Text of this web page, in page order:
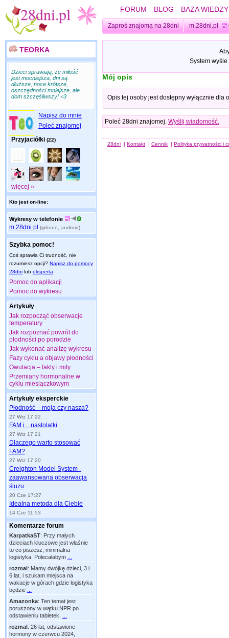
FORUM BLOG BAZA WIEDZY
Zaproś znajomą na 28dni m.28dni.pl
TEORKA
Dzieci sprawiają, że miłość
jest mocniejsza, dni są
dłuższe, noce krótsze,
oszczędności mniejsze, ale
dom szczęśliwszy! <3
Napisz do mnie
Poleć znajomej
Przyjaciółki (22)
więcej »
Kto jest on-line:
Wykresy w telefonie
m.28dni.pl (iphone, android)
Szybka pomoc!
Coś sprawia Ci trudność, nie
rozumiesz opcji? Napisz do pomocy
28dni lub eksperta
Pomoc do aplikacji
Pomoc do wykresu
Artykuły
Jak rozpocząć obserwacje
temperatury
Jak rozpoznać powrót do
płodności po porodzie
Jak wykonać analizę wykresu
Fazy cyklu a objawy płodności
Owulacja – fakty i mity
Przemiany hormonalne w
cyklu miesiączkowym
Artykuły eksperckie
Płodność – moja czy nasza?
27 Wrz 17:22
FAM i... nastolatki
27 Wrz 17:21
Dlaczego warto stosować
FAM?
27 Wrz 17:20
Creighton Model System -
zaawansowana obserwacja
śluzu
20 Cze 17:27
Idealna metoda dla Ciebie
14 Cze 11:53
Komentarze forum
KarpatkaST: Przy małych
dzieciach kluczowe jest właśnie
to co piszesz, minimalna
logistyka. Polecałabym
rozmal: Mamy dwójkę dzieci, 3 i
6 lat, i szukam miejsca na
wakacje w górach gdzie logistyka
będzie
Amazonka: Ten temat jest
poruszony w wątku NPR po
odstawieniu tabletek.
rozmal: 26 lat, odstawione
hormony w czerwcu 2024,
System
Mój opis
Opis tej osoby jest dostępny wyłącznie dla
Poleć 28dni znajomej. Wyślij wiadomość.
28dni | Kontakt | Cennik | Polityka prywatności i